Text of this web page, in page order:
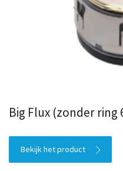
Big Flux (zonder ring
Bekijk het product